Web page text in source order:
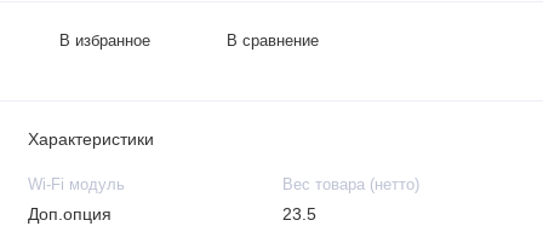
В избранное В сравнение
Характеристики
Wi-Fi модуль
Доп.опция
Вес товара (нетто)
23.5